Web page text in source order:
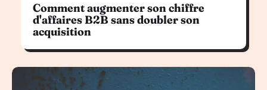
Comment augmenter son chiffre
d'affaires B2B sans doubler son
acquisition